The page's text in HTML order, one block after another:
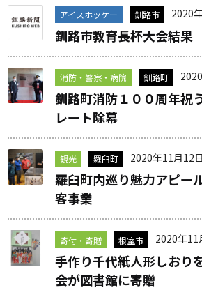
アイスホッケー 釧路市 2020
釧路市教育長杯大会結果
消防・警察・病院 釧路町
釧路町消防１００周年
レート除幕
観光 羅臼町 2020年11月12
羅臼町内巡り魅力アピ
客事業
寄付・寄贈 根室市 2020年11
手作り千代紙人形しお
会が図書館に寄贈